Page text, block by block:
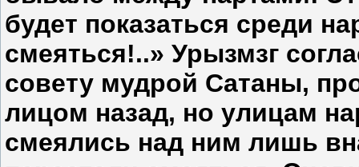
будет показаться среди
смеяться!..» Урызмзг
совету мудрой Са­таны,
лицом назад, но ули­цам
смеялись над ним лишь